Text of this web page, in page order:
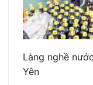
Làng nghề
Yên